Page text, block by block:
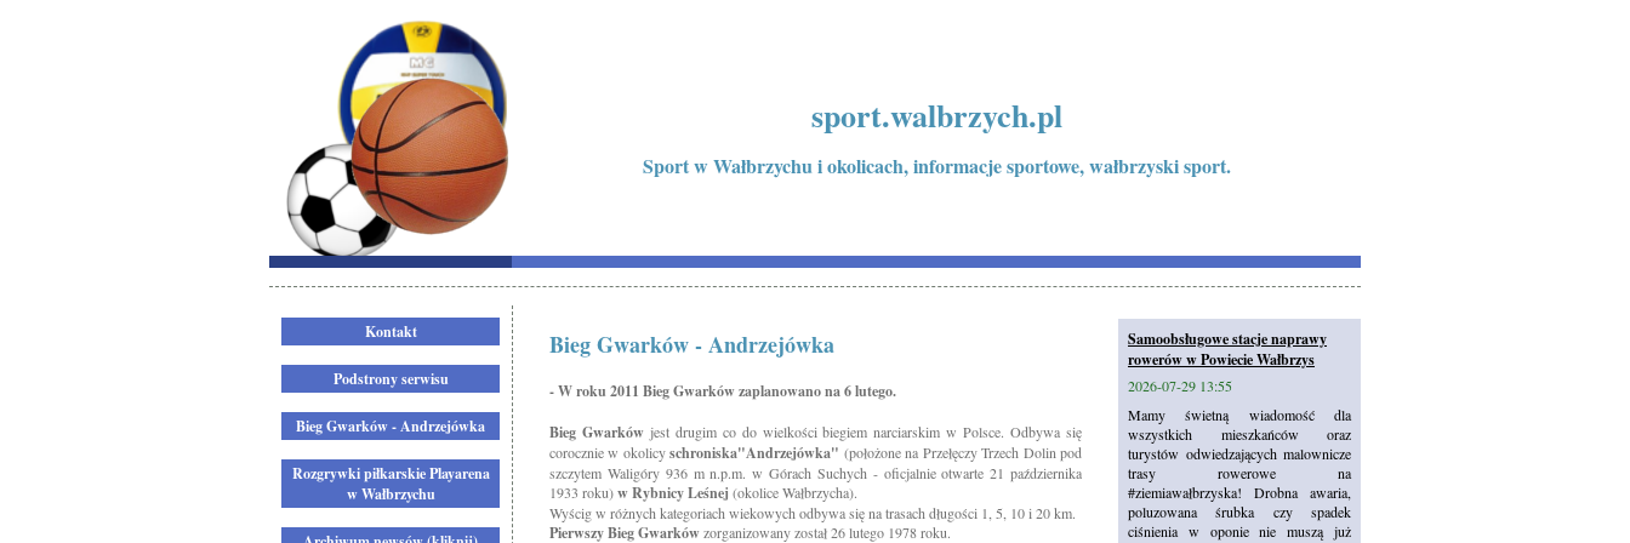
sport.walbrzych.pl
Sport w Wałbrzychu i okolicach, informacje sportowe, wałbrzyski sport.
Kontakt
Podstrony serwisu
Bieg Gwarków - Andrzejówka
Rozgrywki piłkarskie Playarena
w Wałbrzychu
Bieg Gwarków - Andrzejówka
- W roku 2011 Bieg Gwarków zaplanowano na 6 lutego.
Bieg Gwarkówjest drugim co do wielkości biegiem narciarskim w Polsce. Odbywa się
corocznie w okolicyschroniska"Andrzejówka" (położone na Przełęczy Trzech Dolin pod
szczytem Waligóry 936 m n.p.m. w Górach Suchych - oficjalnie otwarte 21 października
1933 roku)w Rybnicy Leśnej (okolice Wałbrzycha).
Wyścig w różnych kategoriach wiekowych odbywa się na trasach długości 1, 5, 10 i 20 km.
Pierwszy Bieg Gwarkówzorganizowany został 26 lutego 1978 roku.
Samoobsługowe stacje naprawy
rowerów w Powiecie Wałbrzys
2026-07-29 13:55
Mamy świetną wiadomość dla
wszystkich mieszkańców oraz
turystów odwiedzających malownicze
trasy rowerowe na
#ziemiawałbrzyska! Drobna awaria,
poluzowana śrubka czy spadek
ciśnienia w oponie nie muszą już